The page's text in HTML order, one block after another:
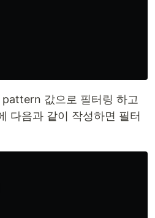
값으로 필터링 하고
다음과 같이 작성하면 필터